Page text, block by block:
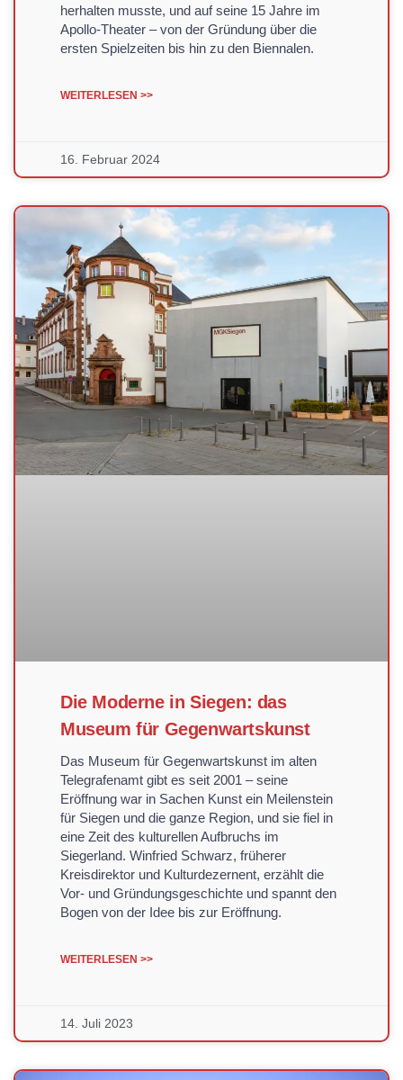
herhalten musste, und auf seine 15 Jahre im
Apollo-Theater – von der Gründung über die
ersten Spielzeiten bis hin zu den Biennalen.
WEITERLESEN >>
16. Februar 2024
Die Moderne in Siegen: das
Museum für Gegenwartskunst
Das Museum für Gegenwartskunst im alten
Telegrafenamt gibt es seit 2001 – seine
Eröffnung war in Sachen Kunst ein Meilenstein
für Siegen und die ganze Region, und sie fiel in
eine Zeit des kulturellen Aufbruchs im
Siegerland. Winfried Schwarz, früherer
Kreisdirektor und Kulturdezernent, erzählt die
Vor- und Gründungsgeschichte und spannt den
Bogen von der Idee bis zur Eröffnung.
WEITERLESEN >>
14. Juli 2023